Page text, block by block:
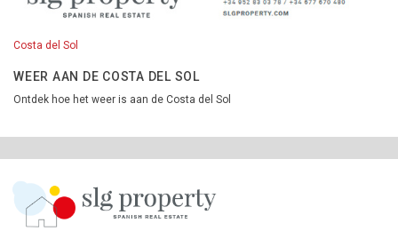
Costa del Sol
WEER AAN DE COSTA DEL SOL
Ontdek hoe het weer is aan de Costa del Sol